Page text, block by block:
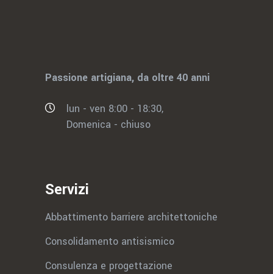
Passione artigiana, da oltre 40 anni
lun - ven 8:00 - 18:30,
Domenica - chiuso
Servizi
Abbattimento barriere architettoniche
Consolidamento antisismico
Consulenza e progettazione